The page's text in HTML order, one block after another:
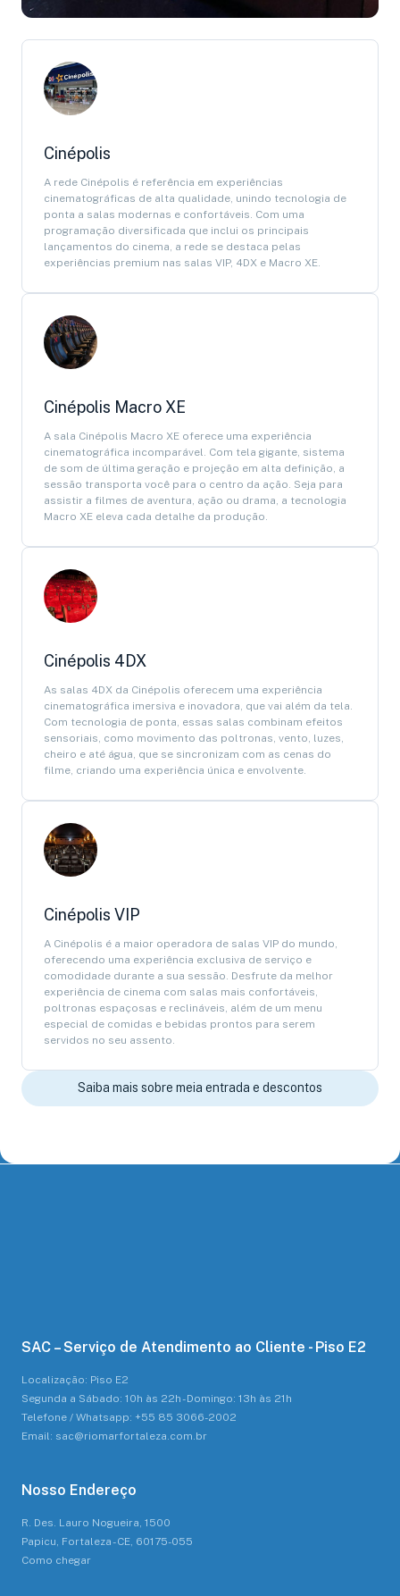
Cinépolis
A rede Cinépolis é referência em experiências
cinematográficas de alta qualidade, unindo tecnologia de
ponta a salas modernas e confortáveis. Com uma
programação diversificada que inclui os principais
lançamentos do cinema, a rede se destaca pelas
experiências premium nas salas VIP, 4DX e Macro XE.
Cinépolis Macro XE
A sala Cinépolis Macro XE oferece uma experiência
cinematográfica incomparável. Com tela gigante, sistema
de som de última geração e projeção em alta definição, a
sessão transporta você para o centro da ação. Seja para
assistir a filmes de aventura, ação ou drama, a tecnologia
Macro XE eleva cada detalhe da produção.
Cinépolis 4DX
As salas 4DX da Cinépolis oferecem uma experiência
cinematográfica imersiva e inovadora, que vai além da tela.
Com tecnologia de ponta, essas salas combinam efeitos
sensoriais, como movimento das poltronas, vento, luzes,
cheiro e até água, que se sincronizam com as cenas do
filme, criando uma experiência única e envolvente.
Cinépolis VIP
A Cinépolis é a maior operadora de salas VIP do mundo,
oferecendo uma experiência exclusiva de serviço e
comodidade durante a sua sessão. Desfrute da melhor
experiência de cinema com salas mais confortáveis,
poltronas espaçosas e reclináveis, além de um menu
especial de comidas e bebidas prontos para serem
servidos no seu assento.
Saiba mais sobre meia entrada e descontos
SAC – Serviço de Atendimento ao Cliente - Piso E2
Localização: Piso E2
Segunda a Sábado: 10h às 22h - Domingo: 13h às 21h
Telefone / Whatsapp: +55 85 3066-2002
Email: sac@riomarfortaleza.com.br
Nosso Endereço
R. Des. Lauro Nogueira, 1500
Papicu, Fortaleza - CE, 60175-055
Como chegar